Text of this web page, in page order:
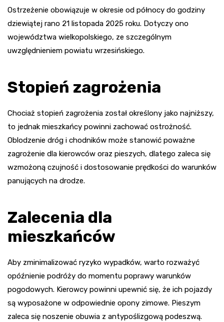
Ostrzeżenie obowiązuje w okresie od północy do godziny
dziewiątej rano 21 listopada 2025 roku. Dotyczy ono
województwa wielkopolskiego, ze szczególnym
uwzględnieniem powiatu wrzesińskiego.
Stopień zagrożenia
Chociaż stopień zagrożenia został określony jako najniższy,
to jednak mieszkańcy powinni zachować ostrożność.
Oblodzenie dróg i chodników może stanowić poważne
zagrożenie dla kierowców oraz pieszych, dlatego zaleca się
wzmożoną czujność i dostosowanie prędkości do warunków
panujących na drodze.
Zalecenia dla
mieszkańców
Aby zminimalizować ryzyko wypadków, warto rozważyć
opóźnienie podróży do momentu poprawy warunków
pogodowych. Kierowcy powinni upewnić się, że ich pojazdy
są wyposażone w odpowiednie opony zimowe. Pieszym
zaleca się noszenie obuwia z antypoślizgową podeszwą.